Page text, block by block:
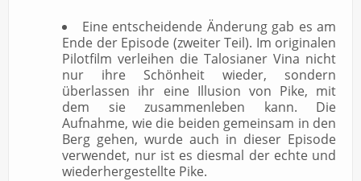
Eine entscheidende Änderung gab es am
Ende der Episode (zweiter Teil). Im originalen
Pilotfilm verleihen die Talosianer Vina nicht
nur ihre Schönheit wieder, sondern
überlassen ihr eine Illusion von Pike, mit
dem sie zusammenleben kann. Die
Aufnahme, wie die beiden gemeinsam in den
Berg gehen, wurde auch in dieser Episode
verwendet, nur ist es diesmal der echte und
wiederhergestellte Pike.